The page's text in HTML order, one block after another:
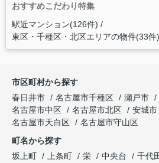
おすすめこだわり特集
駅近マンション(126件)
東区・千種区・北区エリアの物件(33件)
市区町村から探す
春日井市
名古屋市千種区 瀬戸市
名古屋市中区
名古屋市北区 安城市
名古屋市天白区
名古屋市守山区
町名から探す
坂上町
上条町 栄 中央台 千代